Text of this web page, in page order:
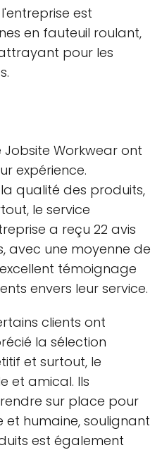
est
en fauteuil roulant,
pour les
Jobsite Workwear ont
expérience.
qualité des produits,
le service
a reçu 22 avis
avec une moyenne de
témoignage
envers leur service.
clients ont
la sélection
et surtout, le
et amical. Ils
sur place pour
et humaine, soulignant
est également